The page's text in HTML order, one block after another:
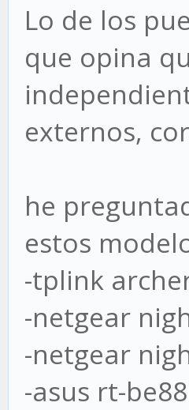
Lo de los
que opina
externos,
he
estos
-tplink
-netgear
-netgear
-asus rt-